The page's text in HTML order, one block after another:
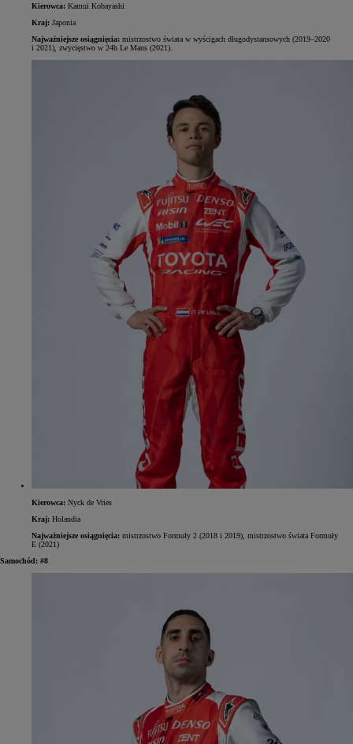
Kierowca: Kamui Kobayashi
Kraj: Japonia
Najważniejsze osiągnięcia: mistrzostwo świata w wyścigach długodystansowych (2019–2020
i 2021), zwycięstwo w 24h Le Mans (2021).
Kierowca: Nyck de Vries
Kraj: Holandia
Najważniejsze osiągnięcia: mistrzostwo Formuły 2 (2018 i 2019), mistrzostwo świata Formuły
E (2021)
Samochód: #8